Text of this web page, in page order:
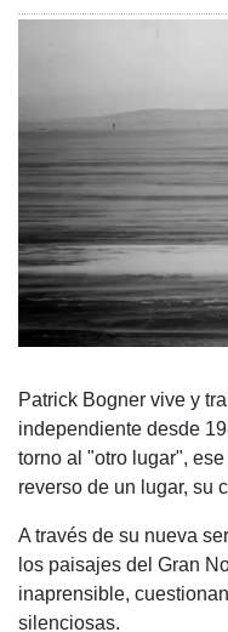
Patrick Bogner vive y
independiente desde
torno al "otro lugar",
reverso de un lugar, su
A través de su nueva
los paisajes del Gran
inaprensible,
silenciosas.